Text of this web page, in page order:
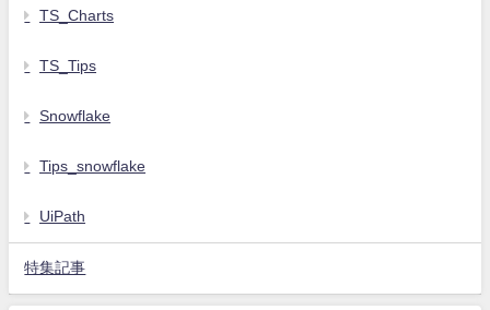
TS_Charts
TS_Tips
Snowflake
Tips_snowflake
UiPath
特集記事